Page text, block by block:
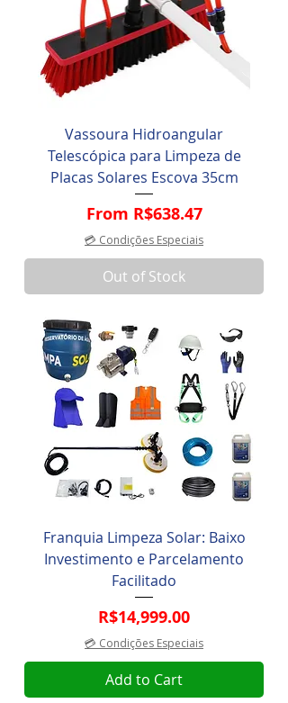
Vassoura Hidroangular
Telescópica para Limpeza de
Placas Solares Escova 35cm
From R$638.47
Sale Price
💳 Condições Especiais
Out of Stock
Franquia Limpeza Solar: Baixo
Investimento e Parcelamento
Facilitado
Price
R$14,999.00
💳 Condições Especiais
Add to Cart